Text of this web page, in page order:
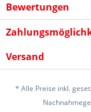
Bewertungen
Versand
* Alle Preise inkl.